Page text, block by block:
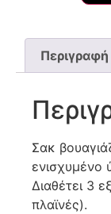
Περιγραφή
Σακ
ενισχυμένο
Διαθέτει 3
πλαϊνές).